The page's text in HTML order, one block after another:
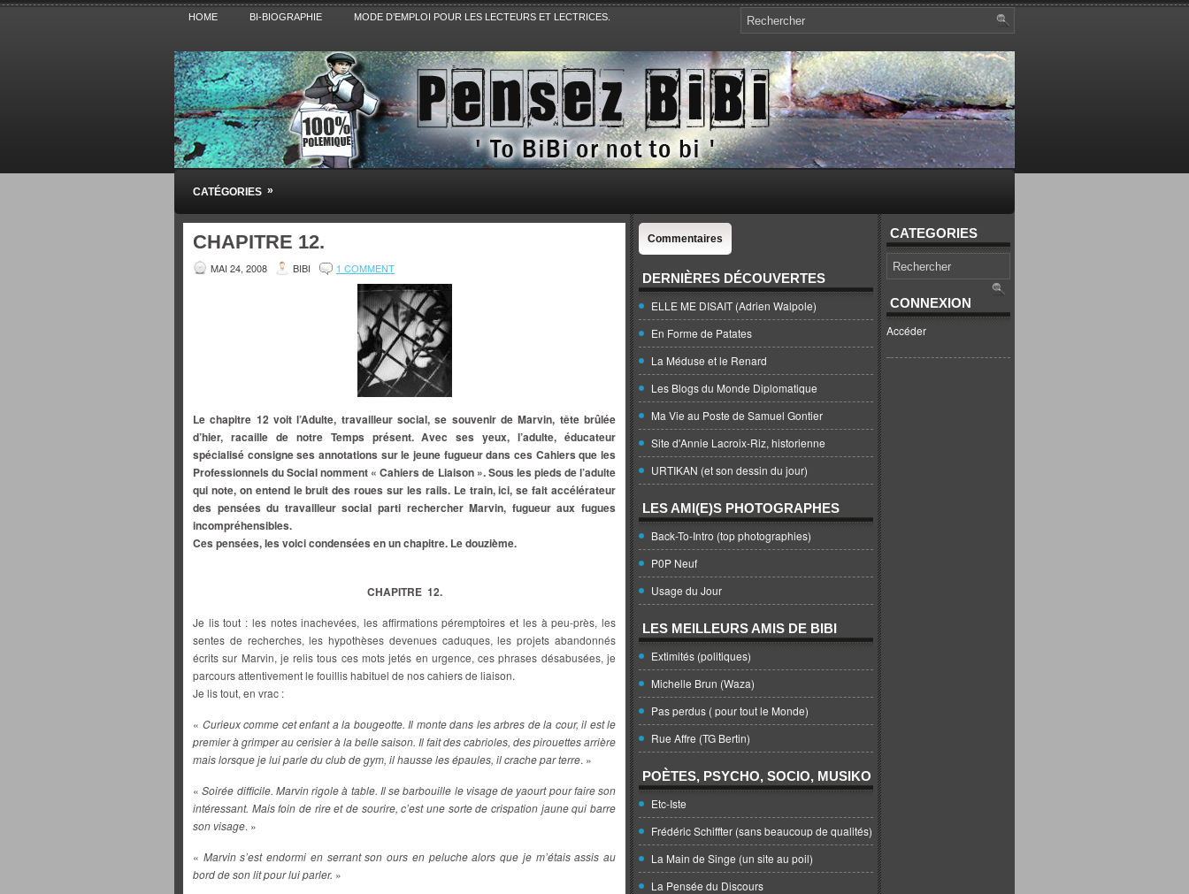
HOME BI-BIOGRAPHIE MODE D’EMPLOI POUR LES LECTEURS ET LECTRICES.
Pensez BiBi
Blog polémique sur l'Actualité, la Culture, la Politique, le Sport,. Avec Revue de presse et de blogs.
CATÉGORIES »
CHAPITRE 12.
MAI 24, 2008 BIBI 1 COMMENT
Le chapitre 12 voit l’Adulte, travailleur social, se souvenir de Marvin, tête brûlée
d’hier, racaille de notre Temps présent. Avec ses yeux, l’adulte, éducateur
spécialisé consigne ses annotations sur le jeune fugueur dans ces Cahiers que les
Professionnels du Social nomment « Cahiers de Liaison ». Sous les pieds de l’adulte
qui note, on entend le bruit des roues sur les rails. Le train, ici, se fait accélérateur
des pensées du travailleur social parti rechercher Marvin, fugueur aux fugues
incompréhensibles.
Ces pensées, les voici condensées en un chapitre. Le douzième.
CHAPITRE 12.
Je lis tout : les notes inachevées, les affirmations péremptoires et les à peu-près, les
sentes de recherches, les hypothèses devenues caduques, les projets abandonnés
écrits sur Marvin, je relis tous ces mots jetés en urgence, ces phrases désabusées, je
parcours attentivement le fouillis habituel de nos cahiers de liaison.
Je lis tout, en vrac :
« Curieux comme cet enfant a la bougeotte. Il monte dans les arbres de la cour, il est le
premier à grimper au cerisier à la belle saison. Il fait des cabrioles, des pirouettes arrière
mais lorsque je lui parle du club de gym, il hausse les épaules, il crache par terre. »
«Soirée difficile. Marvin rigole à table. Il se barbouille le visage de yaourt pour faire son
intéressant. Mais foin de rire et de sourire, c’est une sorte de crispation jaune qui barre
son visage. »
« Marvin s’est endormi en serrant son ours en peluche alors que je m’étais assis au
bord de son lit pour lui parler. »
Commentaires
DERNIÈRES DÉCOUVERTES
ELLE ME DISAIT (Adrien Walpole)
En Forme de Patates
La Méduse et le Renard
Les Blogs du Monde Diplomatique
Ma Vie au Poste de Samuel Gontier
Site d'Annie Lacroix-Riz, historienne
URTIKAN (et son dessin du jour)
LES AMI(E)S PHOTOGRAPHES
Back-To-Intro (top photographies)
P0P Neuf
Usage du Jour
LES MEILLEURS AMIS DE BIBI
Extimités (politiques)
Michelle Brun (Waza)
Pas perdus ( pour tout le Monde)
Rue Affre (TG Bertin)
POÈTES, PSYCHO, SOCIO, MUSIKO
Etc-Iste
Frédéric Schiffter (sans beaucoup de qualités)
La Main de Singe (un site au poil)
La Pensée du Discours
CATEGORIES
CONNEXION
Accéder